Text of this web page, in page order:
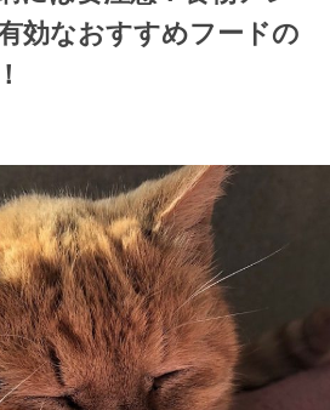
効なおすすめフードの